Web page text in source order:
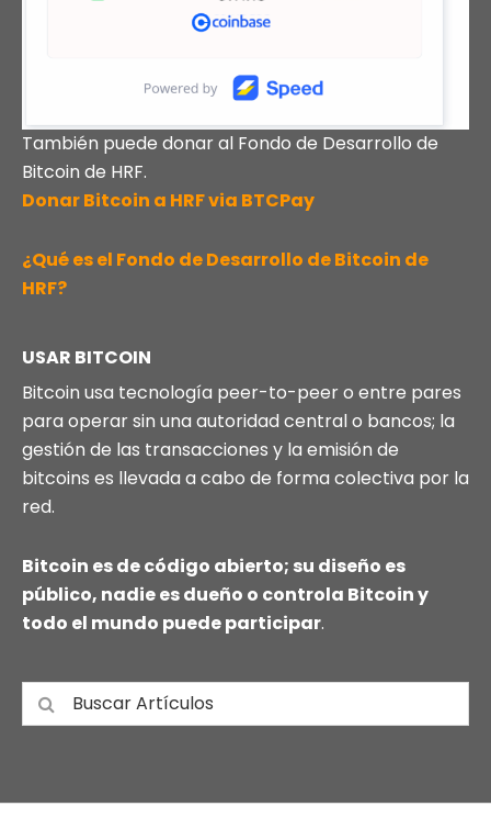
También puede donar al Fondo de Desarrollo de
Bitcoin de HRF.
Donar Bitcoin a HRF via BTCPay
¿Qué es el Fondo de Desarrollo de Bitcoin de
HRF?
USAR BITCOIN
Bitcoin usa tecnología peer-to-peer o entre pares
para operar sin una autoridad central o bancos; la
gestión de las transacciones y la emisión de
bitcoins es llevada a cabo de forma colectiva por la
red.
Bitcoin es de código abierto; su diseño es
público, nadie es dueño o controla Bitcoin y
todo el mundo puede participar.